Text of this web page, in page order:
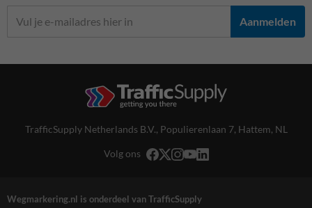
Aanmelden
TrafficSupply Netherlands B.V., Populierenlaan 7, Hattem, NL
Volg ons
Wegmarkering.nl is onderdeel van TrafficSupply